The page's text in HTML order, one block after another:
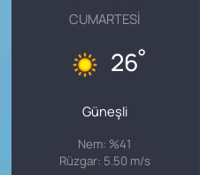
CUMARTESI
26°
Güneşli
Nem: %41
Rüzgar: 5.50 m/s